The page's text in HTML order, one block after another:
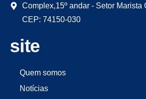
Complex,15º andar - Setor Marista
CEP: 74150-030
site
Quem somos
Notícias